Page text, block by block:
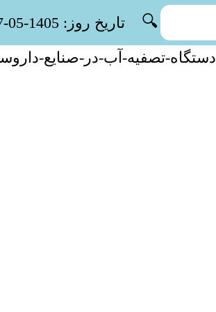
🔍 تاریخ روز: 1405-05-17
دستگاه-تصفیه-آب-در-صنایع-